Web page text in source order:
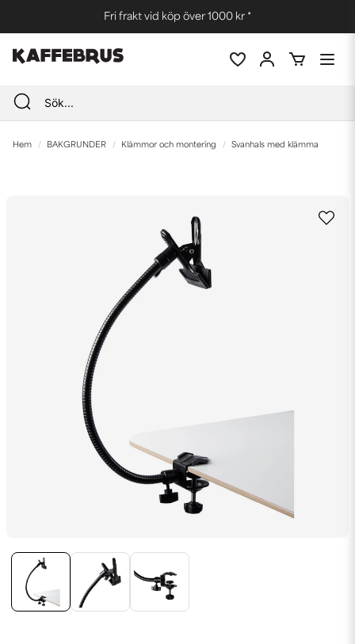
Fri frakt vid köp över 1000 kr *
Hem BAKGRUNDER Klämmor och montering Svanhals med klämma